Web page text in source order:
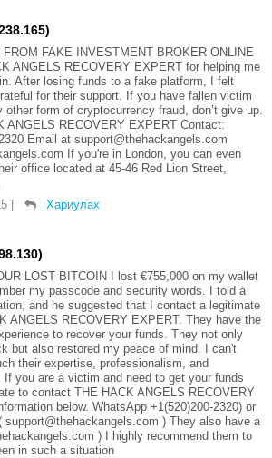
FAKE INVESTMENT BROKER ONLINE
ANGELS RECOVERY EXPERT for helping me
After losing funds to a fake platform, I felt
for their support. If you have fallen victim
form of cryptocurrency fraud, don’t give up.
ANGELS RECOVERY EXPERT Contact:
Email at support@thehackangels.com
If you're in London, you can even
office located at 45-46 Red Lion Street,
| Хариулах
LOST BITCOIN I lost €755,000 on my wallet
my passcode and security words. I told a
and he suggested that I contact a legitimate
ANGELS RECOVERY EXPERT. They have the
to recover your funds. They not only
but also restored my peace of mind. I can't
their expertise, professionalism, and
you are a victim and need to get your funds
to contact THE HACK ANGELS RECOVERY
below. WhatsApp +1(520)200-2320) or
) They also have a
) I highly recommend them to
in such a situation